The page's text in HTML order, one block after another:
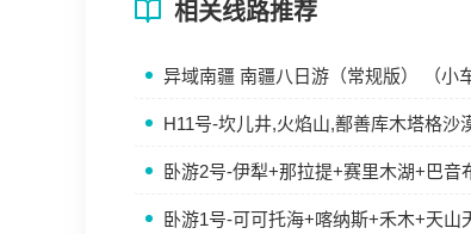
相关线路推荐
异域南疆 南疆八日游（常规版） （小
H11号-坎儿井,火焰山,鄯善库木塔格沙
卧游2号-伊犁+那拉提+赛里木湖+巴
卧游1号-可可托海+喀纳斯+禾木+天